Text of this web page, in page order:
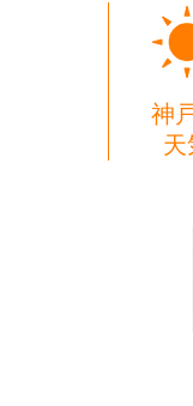
神
天